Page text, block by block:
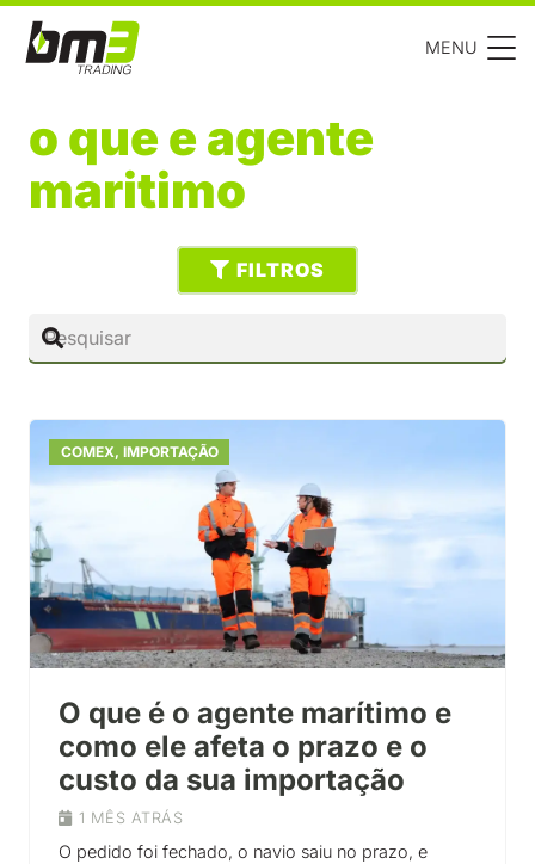
MENU
o que e agente
maritimo
FILTROS
COMEX, IMPORTAÇÃO
O que é o agente marítimo e
como ele afeta o prazo e o
custo da sua importação
1 MÊS ATRÁS
O pedido foi fechado, o navio saiu no prazo, e